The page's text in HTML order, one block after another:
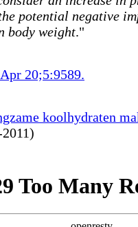
potential negative
body weight."
20;5:9589.
koolhydraten